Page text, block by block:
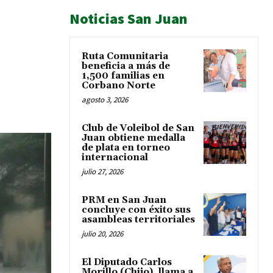
Noticias San Juan
Ruta Comunitaria
beneficia a más de
1,500 familias en
Corbano Norte
agosto 3, 2026
Club de Voleibol de San
Juan obtiene medalla
de plata en torneo
internacional
julio 27, 2026
PRM en San Juan
concluye con éxito sus
asambleas territoriales
julio 20, 2026
El Diputado Carlos